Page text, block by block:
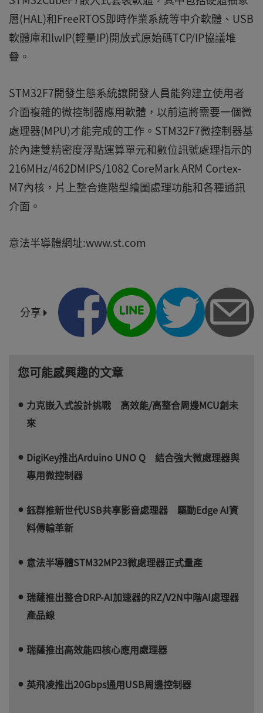
層(HAL)和FreeRTOS即時作業系統等中介軟體、USB
軟體庫和lwIP(輕量IP)開放式原始碼TCP/IP協議堆
疊。
STM32F7開發生態系統讓開發人員能夠建立使用者
介面複雜的微控制器應用軟體，以前這將需要一個微
處理器(MPU)才能完成的工作。STM32F7微控制器基
於內建雙精密度浮點運算單元和數位訊號處理指示的
216MHz/462DMIPS/1082 CoreMark ARM Cortex-
M7內核，片上整合進階型繪圖處理功能和各種通訊
介面。
意法半導體網址:www.st.com
分享
您可能感興趣的文章
力克嵌入式設計挑戰 高效能/高整合周邊MCU創未
來
DigiKey推出Arduino UNO Q 結合強大微處理器與
專用微控制器
鈺群推新世代USB共享影音處理器 驅動Edge AI資
料傳輸革新
意法半導體STM32MP23微處理器正式量產
瑞薩推出整合DRP-AI加速器的RZ/V2N中階AI處理器
產品線
瑞薩推出高效能四核心應用處理器
英飛凌推出20Gbps通用USB周邊控制器